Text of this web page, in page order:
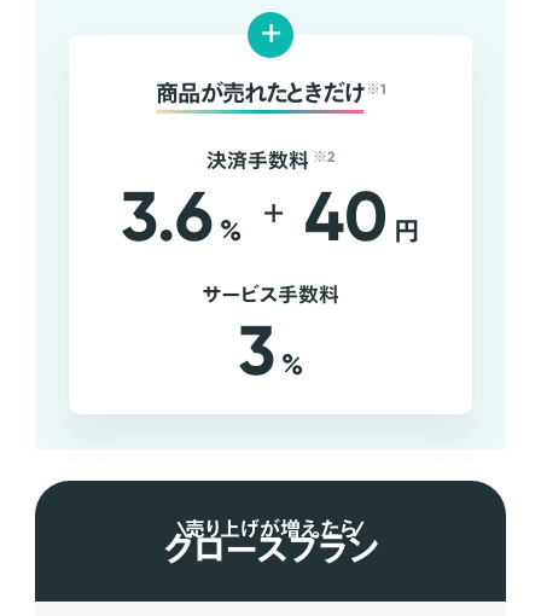
+
商品が売れたときだけ ※1
決済手数料 ※2
3.6 % + 40 円
サービス手数料
3 %
売り上げが増えたら
グロースプラン